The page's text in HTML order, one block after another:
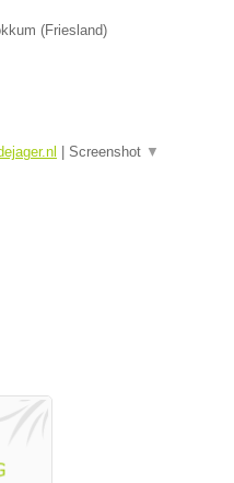
(Friesland)
Screenshot ▼